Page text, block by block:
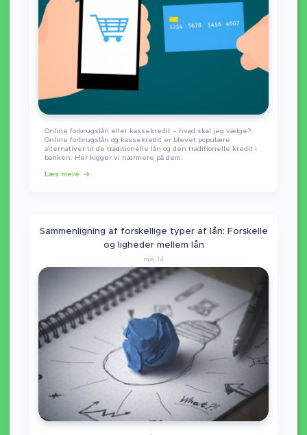
Online forbrugslån eller kassekredit – hvad skal jeg vælge?
Online forbrugslån og kassekredit er blevet populære
alternativer til de traditionelle lån og den traditionelle kredit i
banken. Her kigger vi nærmere på dem.
Læs mere
Sammenligning af forskellige typer af lån: Forskelle
og ligheder mellem lån
maj 14